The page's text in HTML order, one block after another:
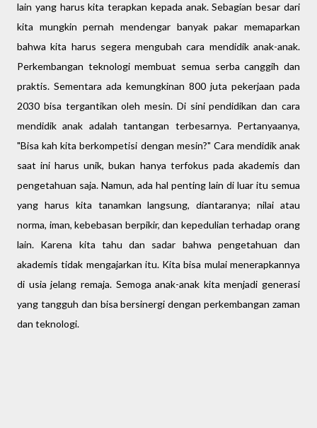
lain yang harus kita terapkan kepada anak. Sebagian besar dari
kita mungkin pernah mendengar banyak pakar memaparkan
bahwa kita harus segera mengubah cara mendidik anak-anak.
Perkembangan teknologi membuat semua serba canggih dan
praktis. Sementara ada kemungkinan 800 juta pekerjaan pada
2030 bisa tergantikan oleh mesin. Di sini pendidikan dan cara
mendidik anak adalah tantangan terbesarnya. Pertanyaanya,
"Bisa kah kita berkompetisi dengan mesin?" Cara mendidik anak
saat ini harus unik, bukan hanya terfokus pada akademis dan
pengetahuan saja. Namun, ada hal penting lain di luar itu semua
yang harus kita tanamkan langsung, diantaranya; nilai atau
norma, iman, kebebasan berpikir, dan kepedulian terhadap orang
lain. Karena kita tahu dan sadar bahwa pengetahuan dan
akademis tidak mengajarkan itu. Kita bisa mulai menerapkannya
di usia jelang remaja. Semoga anak-anak kita menjadi generasi
yang tangguh dan bisa bersinergi dengan perkembangan zaman
dan teknologi.